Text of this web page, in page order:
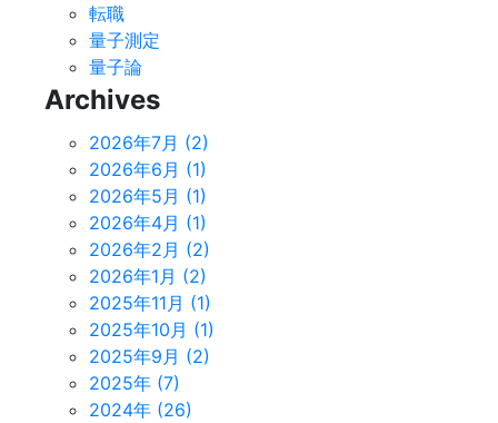
転職
量子測定
量子論
Archives
2026年7月 (2)
2026年6月 (1)
2026年5月 (1)
2026年4月 (1)
2026年2月 (2)
2026年1月 (2)
2025年11月 (1)
2025年10月 (1)
2025年9月 (2)
2025年 (7)
2024年 (26)